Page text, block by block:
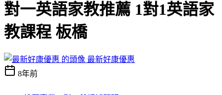
對一英語家教推薦 1對1英語家
教課程 板橋
最新好康優惠
8年前